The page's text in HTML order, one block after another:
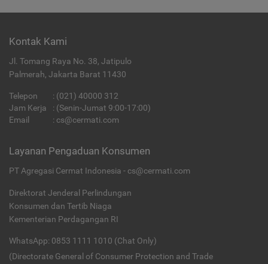
Kontak Kami
Jl. Tomang Raya No. 38, Jatipulo
Palmerah, Jakarta Barat 11430
Telepon : (021) 40000 312
Jam Kerja
: (Senin-Jumat 9:00-17:00)
Email
: cs@cermati.com
Layanan Pengaduan Konsumen
PT Agregasi Cermat Indonesia - cs@cermati.com
Direktorat Jenderal Perlindungan
Konsumen dan Tertib Niaga
Kementerian Perdagangan RI
WhatsApp: 0853 1111 1010 (Chat Only)
(Directorate General of Consumer Protection and Trade